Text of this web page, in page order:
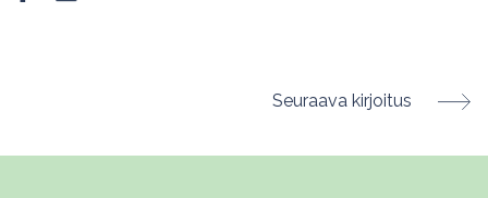
Seuraava kirjoitus